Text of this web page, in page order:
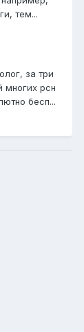
тем...
за три
многих рсн
бесп...